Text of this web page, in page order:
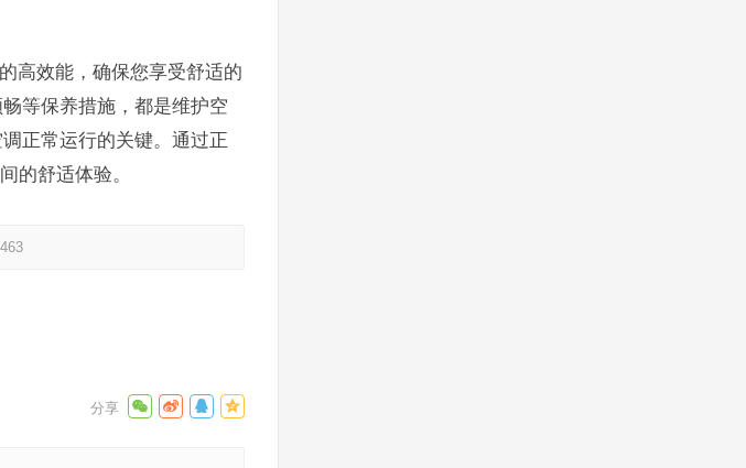
高效能，确保您享受舒适的
等保养措施，都是维护空
正常运行的关键。通过正
的舒适体验。